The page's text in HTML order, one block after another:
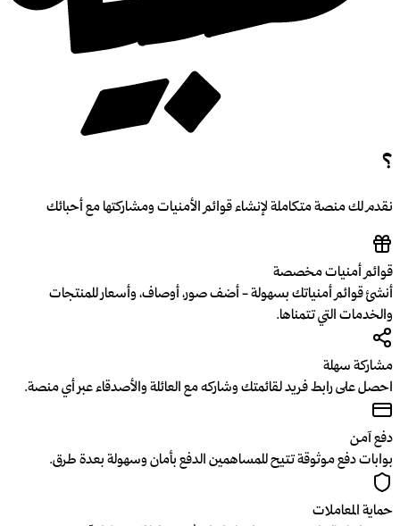
؟
نقدم لك منصة متكاملة لإنشاء قوائم الأمنيات ومشاركتها مع أحبائك
قوائم أمنيات مخصصة
أنشئ قوائم أمنياتك بسهولة - أضف صور، أوصاف، وأسعار للمنتجات
والخدمات التي تتمناها.
مشاركة سهلة
احصل على رابط فريد لقائمتك وشاركه مع العائلة والأصدقاء عبر أي منصة.
دفع آمن
بوابات دفع موثوقة تتيح للمساهمين الدفع بأمان وسهولة بعدة طرق.
حماية المعاملات